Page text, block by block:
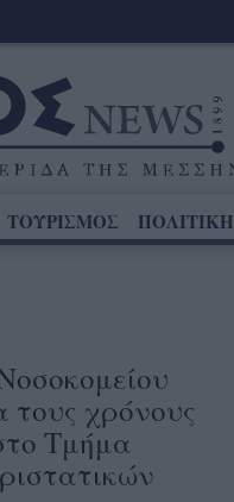
ΤΟΥΡΙΣΜΟΣ ΠΟΛΙΤΙΚΗ
χρόνους
Τμήμα